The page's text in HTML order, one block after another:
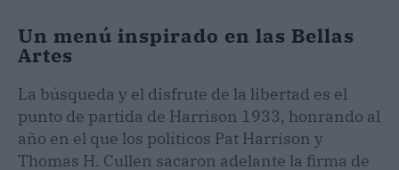
Un menú inspirado en las Bellas
Artes
La búsqueda y el disfrute de la libertad es el
punto de partida de Harrison 1933, honrando al
año en el que los políticos Pat Harrison y
Thomas H. Cullen sacaron adelante la firma de